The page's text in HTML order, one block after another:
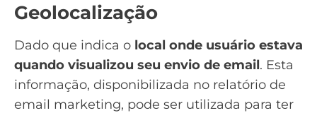
Geolocalização
Dado que indica o local onde usuário estava
quando visualizou seu envio de email. Esta
informação, disponibilizada no relatório de
email marketing, pode ser utilizada para ter